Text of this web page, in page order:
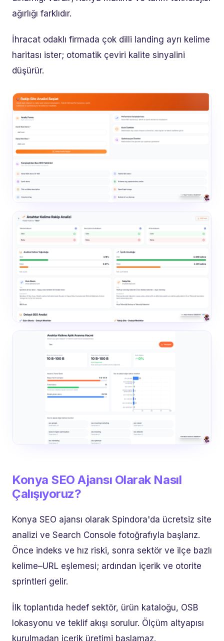
ağırlığı farklıdır.
İhracat odaklı firmada çok dilli landing ayrı kelime
haritası ister; otomatik çeviri kalite sinyalini
düşürür.
Konya SEO Ajansı Olarak Nasıl
Çalışıyoruz?
Konya SEO ajansı olarak Spindora'da ücretsiz site
analizi ve Search Console fotoğrafıyla başlarız.
Önce indeks ve hız riski, sonra sektör ve ilçe bazlı
kelime–URL eşlemesi; ardından içerik ve otorite
sprintleri gelir.
İlk toplantıda hedef sektör, ürün kataloğu, OSB
lokasyonu ve teklif akışı sorulur. Ölçüm altyapısı
kurulmadan içerik üretimi başlamaz.